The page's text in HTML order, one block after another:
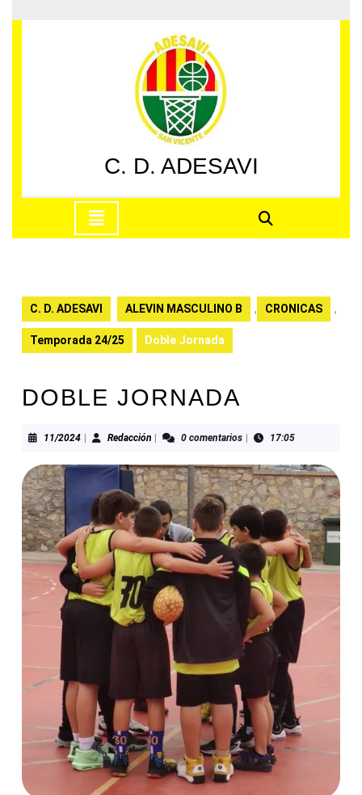
al
C. D. ADESAVI
apertura
C. D. ADESAVI ALEVIN MASCULINO B , CRONICAS ,
Temporada 24/25 Doble Jornada
DOBLE JORNADA
11/202411/2024RedacciónRedacción0 comentarios 17:05